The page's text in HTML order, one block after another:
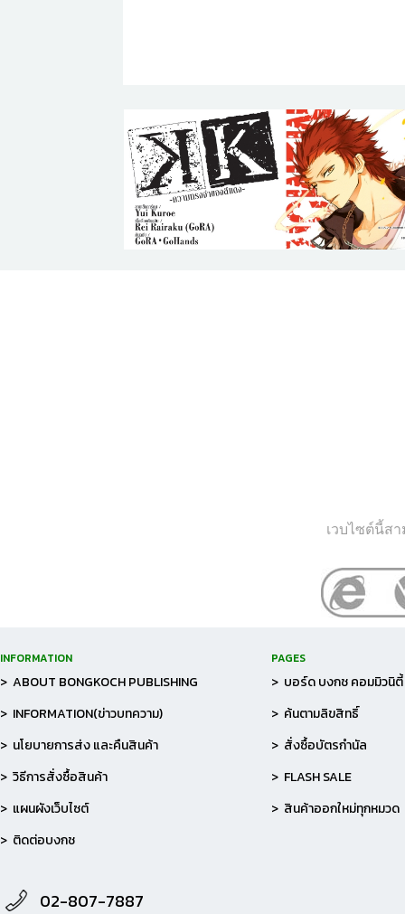
เวบไซต์นี้ส
INFORMATION
> ABOUT BONGKOCH PUBLISHING
> INFORMATION(ข่าวบทความ)
> นโยบายการส่ง และคืนสินค้า
> วิธีการสั่งซื้อสินค้า
> แผนผังเว็บไซต์
> ติดต่อบงกช
PAGES
> บอร์ด บงกช คอมมิวนิตี้
> ค้นตามลิขสิทธิ์
> สั่งซื้อบัตรกำนัล
> FLASH SALE
> สินค้าออกใหม่ทุกหมวด
02-807-7887